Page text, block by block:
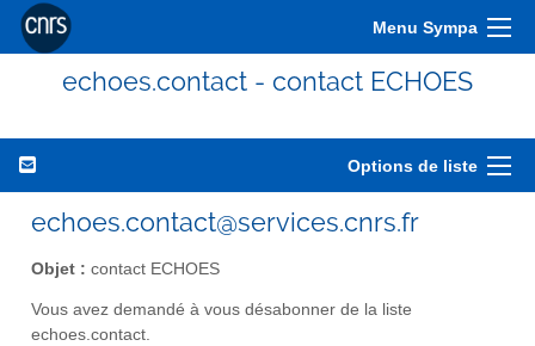
Menu Sympa
echoes.contact - contact ECHOES
Options de liste
echoes.contact@services.cnrs.fr
Objet : contact ECHOES
Vous avez demandé à vous désabonner de la liste
echoes.contact.